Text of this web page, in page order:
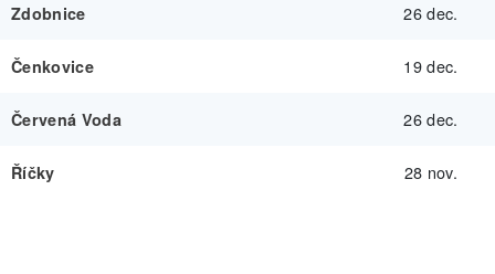
Zdobnice 26 dec.
Čenkovice 19 dec.
Červená Voda 26 dec.
Říčky 28 nov.